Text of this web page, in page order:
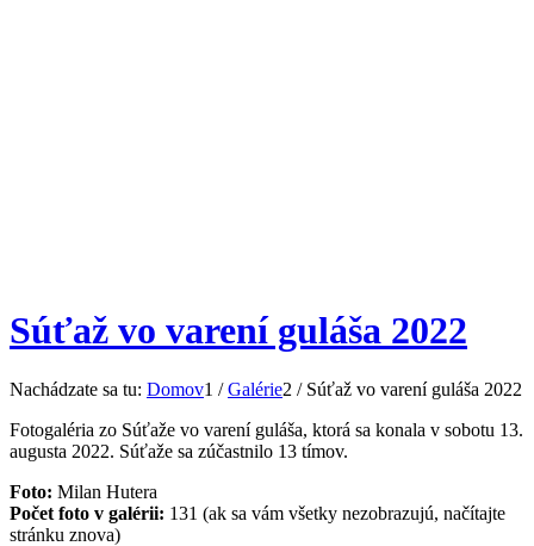
Súťaž vo varení guláša 2022
Nachádzate sa tu: Domov1 / Galérie2 / Súťaž vo varení guláša 2022
Fotogaléria zo Súťaže vo varení guláša, ktorá sa konala v sobotu 13.
augusta 2022. Súťaže sa zúčastnilo 13 tímov.
Foto: Milan Hutera
Počet foto v galérii: 131 (ak sa vám všetky nezobrazujú, načítajte
stránku znova)